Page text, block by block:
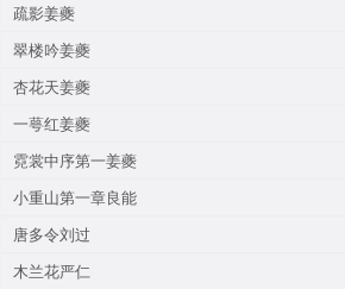
疏影姜夔
翠楼吟姜夔
杏花天姜夔
一萼红姜夔
霓裳中序第一姜夔
小重山第一章良能
唐多令刘过
木兰花严仁